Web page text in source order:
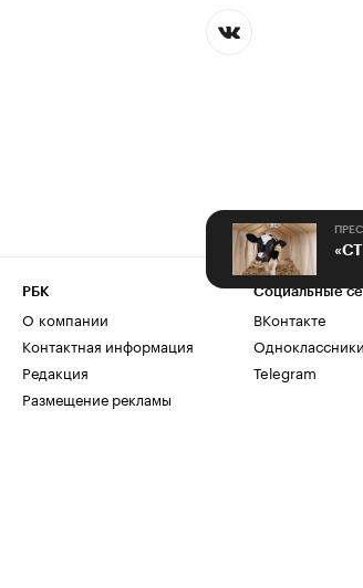
РБК
О компании
Контактная информация
Редакция
Размещение рекламы
Социальные
ВКонтакте
Одноклассники
Telegram